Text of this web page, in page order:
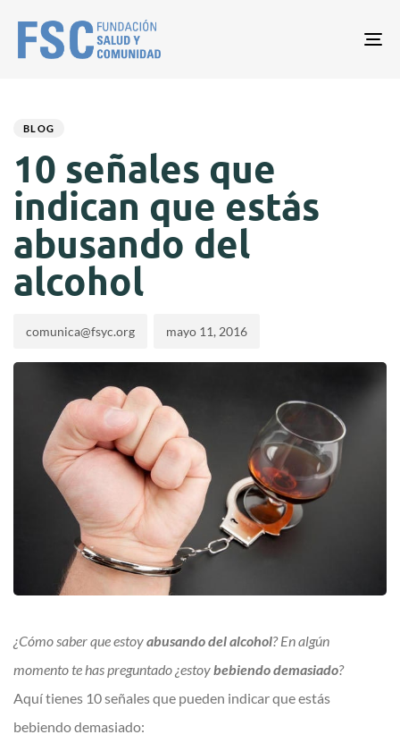
BLOG
10 señales que
indican que estás
abusando del
alcohol
comunica@fsyc.org mayo 11, 2016
¿Cómo saber que estoyabusando del alcohol? En algún
momento te has preguntado ¿estoybebiendo demasiado?
Aquí tienes 10 señales que pueden indicar que estás
bebiendo demasiado: